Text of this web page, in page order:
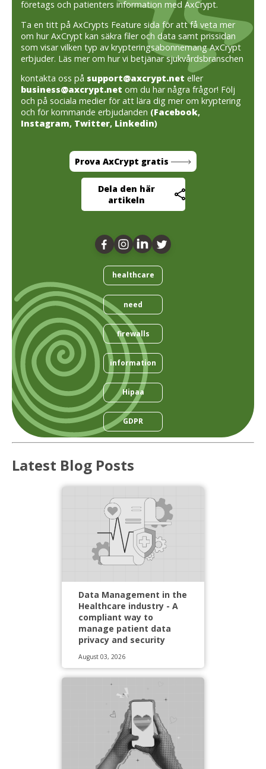
företags och patienters information med AxCrypt.
Ta en titt på AxCrypts Feature sida för att få veta mer
om hur AxCrypt kan säkra filer och data samt prissidan
som visar vilken typ av krypteringsabonnemang AxCrypt
erbjuder. Läs mer om hur vi betjänar sjukvårdsbranschen
kontakta oss på support@axcrypt.net eller
business@axcrypt.net om du har några frågor! Följ
och på sociala medier för att lära dig mer om kryptering
och för kommande erbjudanden (Facebook,
Instagram, Twitter, Linkedin)
Prova AxCrypt gratis
Dela den här
artikeln
healthcare
need
firewalls
information
Hipaa
GDPR
Latest Blog Posts
Data Management in the
Healthcare industry - A
compliant way to
manage patient data
privacy and security
August 03, 2026